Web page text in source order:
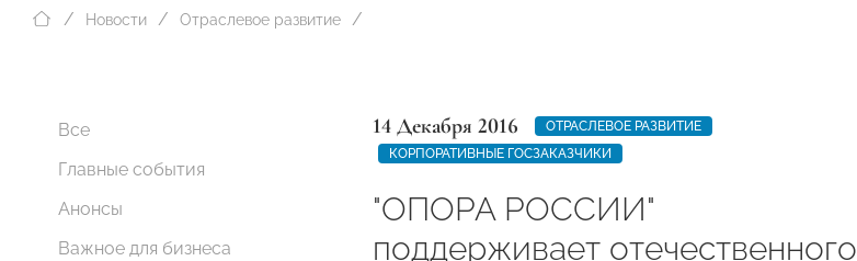
Новости Отраслевое развитие
Все
Главные события
Анонсы
Важное для бизнеса
14 Декабря 2016
ОТРАСЛЕВОЕ РАЗВИТИЕ
КОРПОРАТИВНЫЕ ГОСЗАКАЗЧИКИ
"ОПОРА РОССИИ"
поддерживает отечественного